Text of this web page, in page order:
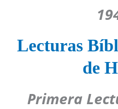
Lecturas
de
Primera